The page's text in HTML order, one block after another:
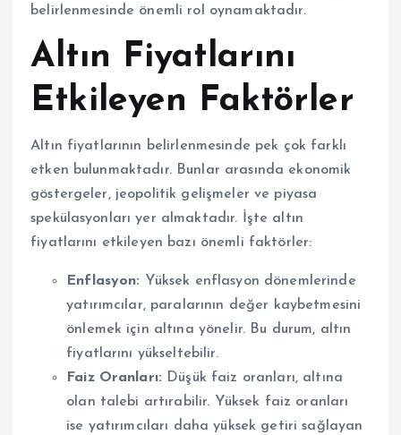
belirlenmesinde önemli rol oynamaktadır.
Altın Fiyatlarını
Etkileyen Faktörler
Altın fiyatlarının belirlenmesinde pek çok farklı
etken bulunmaktadır. Bunlar arasında ekonomik
göstergeler, jeopolitik gelişmeler ve piyasa
spekülasyonları yer almaktadır. İşte altın
fiyatlarını etkileyen bazı önemli faktörler:
Enflasyon: Yüksek enflasyon dönemlerinde
yatırımcılar, paralarının değer kaybetmesini
önlemek için altına yönelir. Bu durum, altın
fiyatlarını yükseltebilir.
Faiz Oranları: Düşük faiz oranları, altına
olan talebi artırabilir. Yüksek faiz oranları
ise yatırımcıları daha yüksek getiri sağlayan